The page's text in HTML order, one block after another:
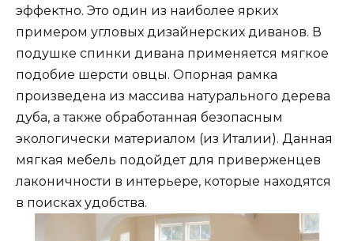
эффектно. Это один из наиболее ярких
примером угловых дизайнерских диванов. В
подушке спинки дивана применяется мягкое
подобие шерсти овцы. Опорная рамка
произведена из массива натурального дерева
дуба, а также обработанная безопасным
экологически материалом (из Италии). Данная
мягкая мебель подойдет для приверженцев
лаконичности в интерьере, которые находятся
в поисках удобства.